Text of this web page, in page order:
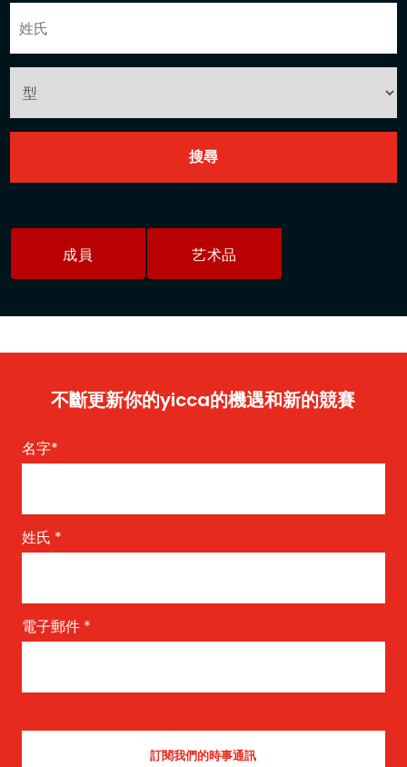
成員 艺术品
不斷更新你的yicca的機遇和新的競賽
名字*
姓氏 *
電子郵件 *